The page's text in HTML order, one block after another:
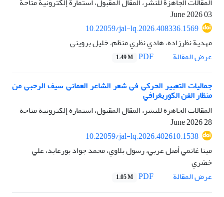
03 June 2026
10.22059/jal-lq.2026.408336.1569
مهدية نظرزاده، هادي نظري منظم، خلیل برويني
عرض المقالة
1.49 M
جماليات التعبير الحركي في شعر الشاعر العماني سيف الرحبي من
منظار الفن الكوريغرافي
المقالات الجاهزة للنشر، المقال المقبول، استمارة إلكترونية متاحة
28 June 2026
10.22059/jal-lq.2026.402610.1538
مینا غانمي أصل عربي، رسول بلاوي، محمد جواد بورعابد، علي
خضري
عرض المقالة
1.05 M